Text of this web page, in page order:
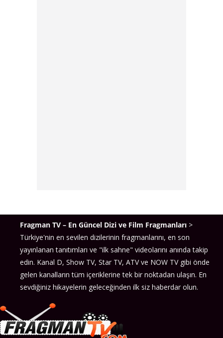
Fragman TV – En Güncel Dizi ve Film Fragmanları >
Türkiye'nin en sevilen dizilerinin fragmanlarını, en son
yayınlanan tanıtımları ve "ilk sahne" videolarını anında takip
edin. Kanal D, Show TV, Star TV, ATV ve NOW TV gibi önde
gelen kanalların tüm içeriklerine tek bir noktadan ulaşın. En
sevdiğiniz hikayelerin geleceğinden ilk siz haberdar olun.